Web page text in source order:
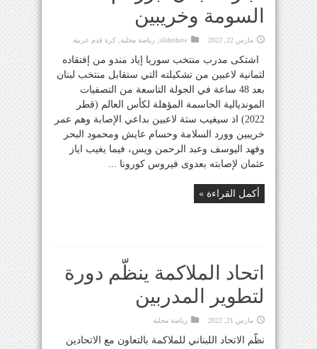
السومة وخريبين
مارس 22, 2022 slideshow رياضة محلية كرة قدم عربية
اشتكى مدرب منتخب سوريا إياد مندو من إفتقاده
لثمانية لاعبين من تشكيلته التي ستقابل منتخب لبنان
بعد 48 ساعة في الجولة التاسعة من التصفيات
المونديالية الحاسمة المؤهلة لكأس العالم (قطر
2022) اذ سيغيب ستة لاعبين بداعي الإصابة وهم عمر
خريبين وورد السلامة وحسام عايش ومحمود البحر
وفهد اليوسف وعبد الرحمن ويس، فيما يغيب اياز
عثمان لإصابته بعدوى فيروس كورونا ...
أكمل القراءة »
اتحاد الملاكمة ينظّم دورة
لتطوير المدربين
مارس 21, 2022 رياضة محلية
نظّم الاتحاد اللبناني للملاكمة بالتعاون مع الاتحادين